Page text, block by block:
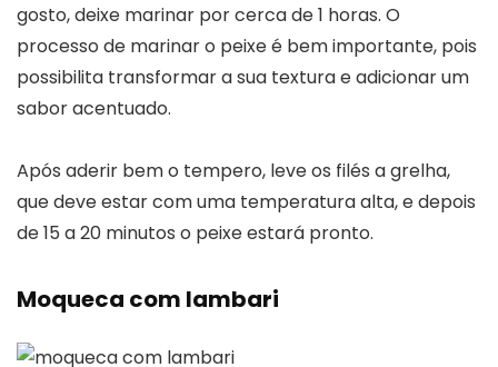
gosto, deixe marinar por cerca de 1 horas. O
processo de marinar o peixe é bem importante, pois
possibilita transformar a sua textura e adicionar um
sabor acentuado.
Após aderir bem o tempero, leve os filés a grelha,
que deve estar com uma temperatura alta, e depois
de 15 a 20 minutos o peixe estará pronto.
Moqueca com lambari